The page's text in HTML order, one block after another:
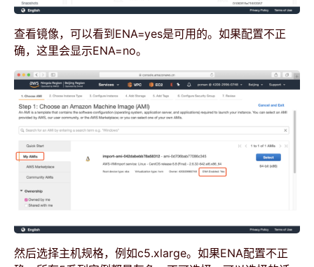
查看镜像，可以看到ENA=yes是可用的。如果配置不正
确，这里会显示ENA=no。
然后选择主机规格，例如c5.xlarge。如果ENA配置不正